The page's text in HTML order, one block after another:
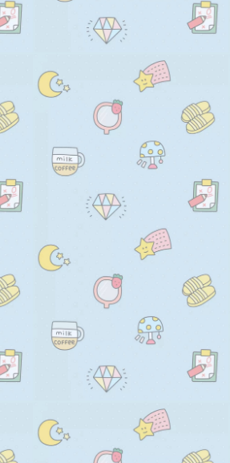
ctx.fillText(txt,
// 恢复坐标原
ctx.rotate((-
ctx.translate(-
}
//
//   // 绘制干扰
//   for (let i =
//
// 生成一个随机
randomColor =
let r =
let g =
let b =
return "rgb(" + r
drawPic = () => {
let canvas =